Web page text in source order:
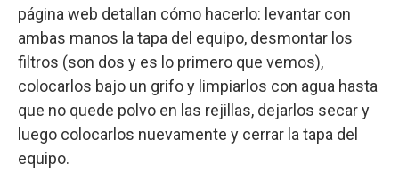
página web detallan cómo hacerlo: levantar con
ambas manos la tapa del equipo, desmontar los
filtros (son dos y es lo primero que vemos),
colocarlos bajo un grifo y limpiarlos con agua hasta
que no quede polvo en las rejillas, dejarlos secar y
luego colocarlos nuevamente y cerrar la tapa del
equipo.